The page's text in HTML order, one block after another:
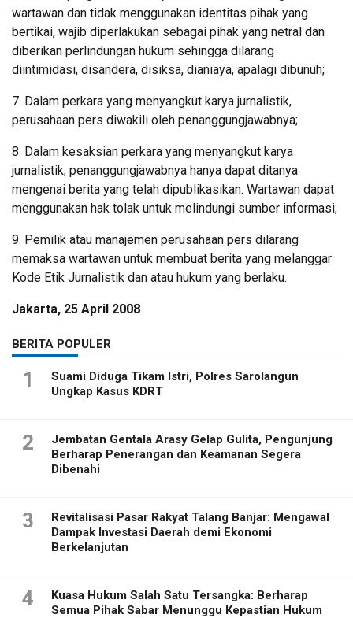
wartawan dan tidak menggunakan identitas pihak yang
bertikai, wajib diperlakukan sebagai pihak yang netral dan
diberikan perlindungan hukum sehingga dilarang
diintimidasi, disandera, disiksa, dianiaya, apalagi dibunuh;
7. Dalam perkara yang menyangkut karya jurnalistik,
perusahaan pers diwakili oleh penanggungjawabnya;
8. Dalam kesaksian perkara yang menyangkut karya
jurnalistik, penanggungjawabnya hanya dapat ditanya
mengenai berita yang telah dipublikasikan. Wartawan dapat
menggunakan hak tolak untuk melindungi sumber informasi;
9. Pemilik atau manajemen perusahaan pers dilarang
memaksa wartawan untuk membuat berita yang melanggar
Kode Etik Jurnalistik dan atau hukum yang berlaku.
Jakarta, 25 April 2008
BERITA POPULER
1
Suami Diduga Tikam Istri, Polres Sarolangun
Ungkap Kasus KDRT
2
Jembatan Gentala Arasy Gelap Gulita, Pengunjung
Berharap Penerangan dan Keamanan Segera
Dibenahi
3
Revitalisasi Pasar Rakyat Talang Banjar: Mengawal
Dampak Investasi Daerah demi Ekonomi
Berkelanjutan
4
Kuasa Hukum Salah Satu Tersangka: Berharap
Semua Pihak Sabar Menunggu Kepastian Hukum